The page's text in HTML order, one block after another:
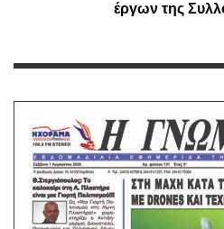
έργων της